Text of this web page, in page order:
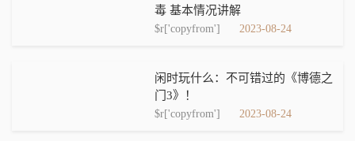
毒 基本情况讲解
$r['copyfrom'] 2023-08-24
闲时玩什么：不可错过的《博德之
门3》！
$r['copyfrom'] 2023-08-24